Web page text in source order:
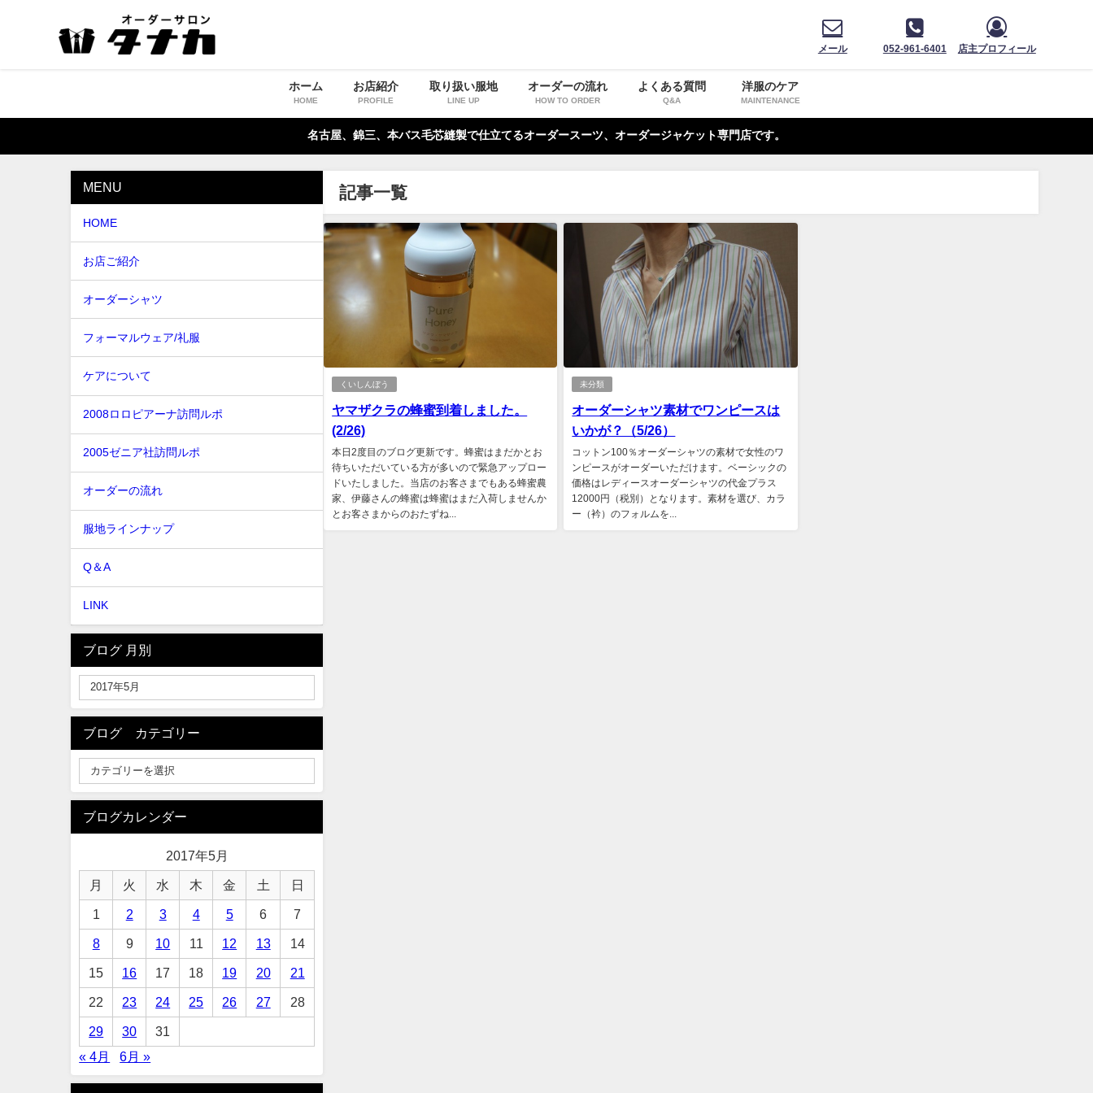
メール 052-961-6401 店主プロフィール
ホーム
HOME
お店紹介
PROFILE
取り扱い服地
LINE UP
オーダーの流れ
HOW TO ORDER
よくある質問
Q&A
洋服のケア
MAINTENANCE
名古屋、錦三、本バス毛芯縫製で仕立てるオーダースーツ、オーダージャケット専門店です。
記事一覧
くいしんぼう
ヤマザクラの蜂蜜到着しました。
(2/26)
本日2度目のブログ更新です。蜂蜜はまだかとお
待ちいただいている方が多いので緊急アップロー
ドいたしました。当店のお客さまでもある蜂蜜農
家、伊藤さんの蜂蜜は蜂蜜はまだ入荷しませんか
とお客さまからのおたずね...
未分類
オーダーシャツ素材でワンピースは
いかが？（5/26）
コットン100％オーダーシャツの素材で女性のワ
ンピースがオーダーいただけます。ベーシックの
価格はレディースオーダーシャツの代金プラス
12000円（税別）となります。素材を選び、カラ
ー（衿）のフォルムを...
MENU
HOME
お店ご紹介
オーダーシャツ
フォーマルウェア/礼服
ケアについて
2008ロロピアーナ訪問ルポ
2005ゼニア社訪問ルポ
オーダーの流れ
服地ラインナップ
Q＆A
LINK
ブログ 月別
ブログ カテゴリー
ブログカレンダー
2017年5月
月 火 水 木 金 土 日
1 2 3 4 5 6 7
8 9 10 11 12 13 14
15 16 17 18 19 20 21
22 23 24 25 26 27 28
29 30
31
« 4月
6月 »